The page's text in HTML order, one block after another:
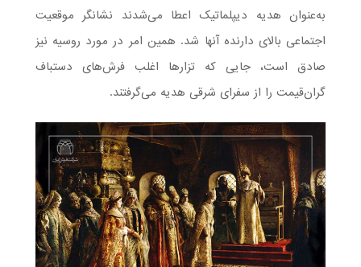
به‌عنوان هدیه دیپلماتیک اعطا می‌شدند نشانگر موقعیت
اجتماعی بالای دارنده آنها شد. همین امر در مورد روسیه نیز
صادق است، جایی که تزارها اغلب فرش‌های دستباف
گران‌قیمت را از سفرای شرقی هدیه می‌گرفتند.